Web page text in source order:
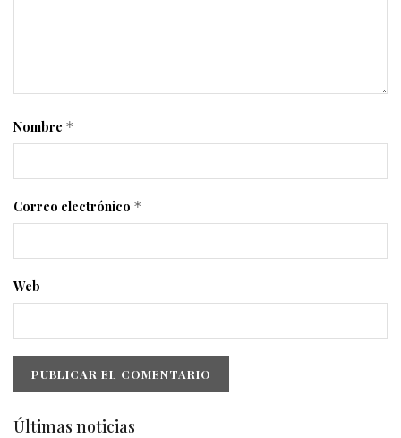
Nombre *
Correo electrónico *
Web
Últimas noticias